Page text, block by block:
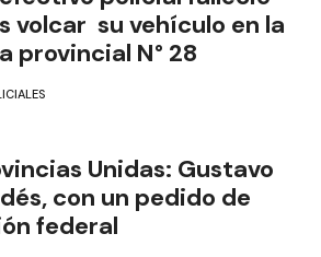
volcar su vehículo en la
provincial N° 28
Unidas: Gustavo
con un pedido de
federal